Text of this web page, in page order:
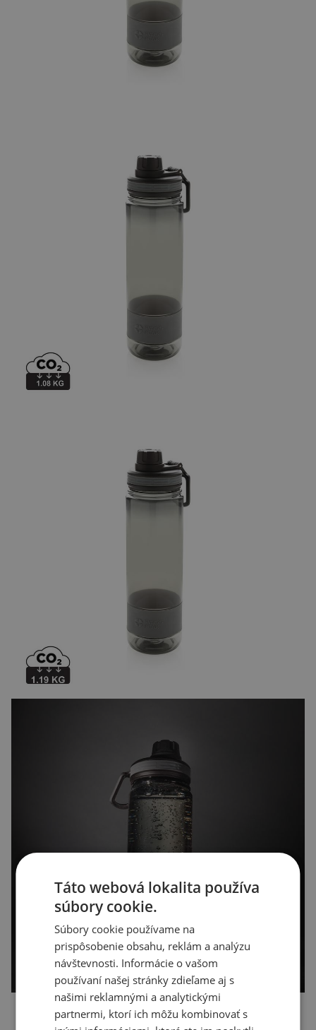
Táto webová lokalita používa
súbory cookie.
Súbory cookie používame na
prispôsobenie obsahu, reklám a analýzu
návštevnosti. Informácie o vašom
používaní našej stránky zdieľame aj s
našimi reklamnými a analytickými
partnermi, ktorí ich môžu kombinovať s